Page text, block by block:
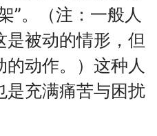
”。（注：一般人
被动的情形，但
动作。）这种人
是充满痛苦与困扰